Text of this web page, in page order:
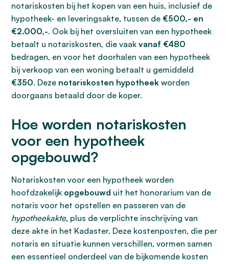
notariskosten bij het kopen van een huis, inclusief de
hypotheek- en leveringsakte, tussen de €500,- en
€2.000,-. Ook bij het oversluiten van een hypotheek
betaalt u notariskosten, die vaak vanaf €480
bedragen, en voor het doorhalen van een hypotheek
bij verkoop van een woning betaalt u gemiddeld
€350. Deze notariskosten hypotheek worden
doorgaans betaald door de koper.
Hoe worden notariskosten
voor een hypotheek
opgebouwd?
Notariskosten voor een hypotheek worden
hoofdzakelijk opgebouwd uit het honorarium van de
notaris voor het opstellen en passeren van de
hypotheekakte, plus de verplichte inschrijving van
deze akte in het Kadaster. Deze kostenposten, die per
notaris en situatie kunnen verschillen, vormen samen
een essentieel onderdeel van de bijkomende kosten